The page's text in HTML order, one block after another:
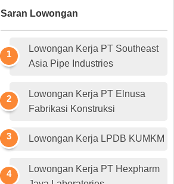
Saran Lowongan
Lowongan Kerja PT Southeast
Asia Pipe Industries
Lowongan Kerja PT Elnusa
Fabrikasi Konstruksi
Lowongan Kerja LPDB KUMKM
Lowongan Kerja PT Hexpharm